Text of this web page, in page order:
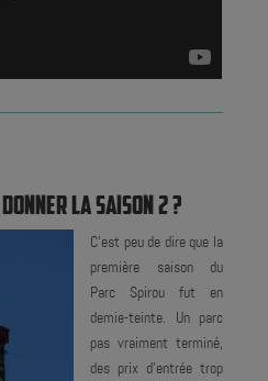
LA SAISON 2 ?
C'est peu de dire que la
première saison du
Parc Spirou fut en
demie-teinte. Un parc
pas vraiment terminé,
des prix d'entrée trop